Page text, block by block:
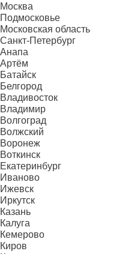
Москва
Подмосковье
Московская область
Санкт-Петербург
Анапа
Артём
Батайск
Белгород
Владивосток
Владимир
Волгоград
Волжский
Воронеж
Воткинск
Екатеринбург
Иваново
Ижевск
Иркутск
Казань
Калуга
Кемерово
Киров